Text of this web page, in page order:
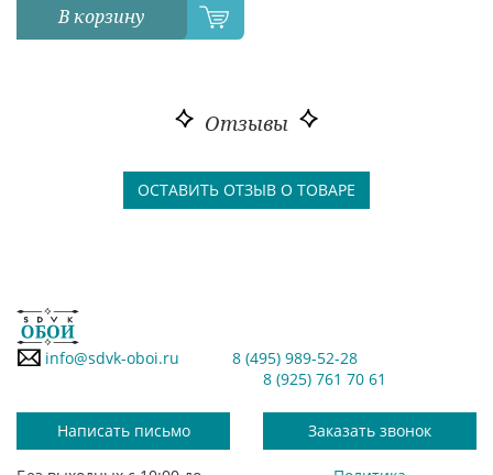
В корзину
Отзывы
ОСТАВИТЬ ОТЗЫВ О ТОВАРЕ
info@sdvk-oboi.ru
8 (495) 989-52-28
8 (925) 761 70 61
Написать письмо Заказать звонок